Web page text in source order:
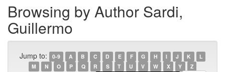
Browsing by Author Sardi,
Guillermo
Jump to: 0-9 A B C D E F G H I J K
L
M
N O P Q R S T U V W X Y Z